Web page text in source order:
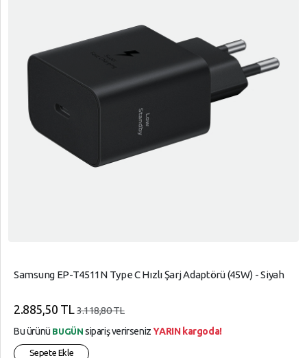
Samsung EP-T4511N Type C Hızlı Şarj Adaptörü (45W) - Siyah
2.885,50 TL 3.118,80 TL
Bu ürünü BUGÜN sipariş verirsenizYARIN kargoda!
Sepete Ekle